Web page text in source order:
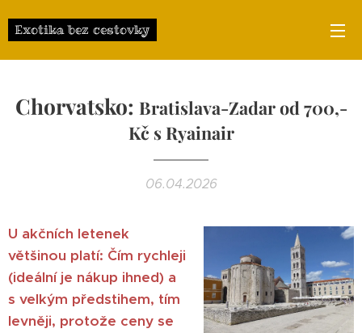
Exotika bez cestovky
Chorvatsko: Bratislava-Zadar od 700,-
Kč s Ryainair
06.04.2026
U akčních letenek
většinou platí: Čím rychleji
(ideální je nákup ihned) a
s velkým předstihem, tím
levněji, protože ceny se